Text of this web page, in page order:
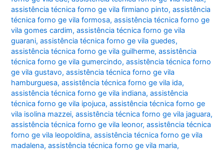
assistência técnica forno ge vila firmiano pinto,assistência
técnica forno ge vila formosa,assistência técnica forno ge
vila gomes cardim,assistência técnica forno ge vila
guarani,assistência técnica forno ge vila guedes,
assistência técnica forno ge vila guilherme,assistência
técnica forno ge vila gumercindo,assistência técnica forno
ge vila gustavo,assistência técnica forno ge vila
hamburguesa,assistência técnica forno ge vila ida,
assistência técnica forno ge vila indiana,assistência
técnica forno ge vila ipojuca,assistência técnica forno ge
vila isolina mazzei,assistência técnica forno ge vila jaguara,
assistência técnica forno ge vila leonor,assistência técnica
forno ge vila leopoldina,assistência técnica forno ge vila
madalena,assistência técnica forno ge vila maria,